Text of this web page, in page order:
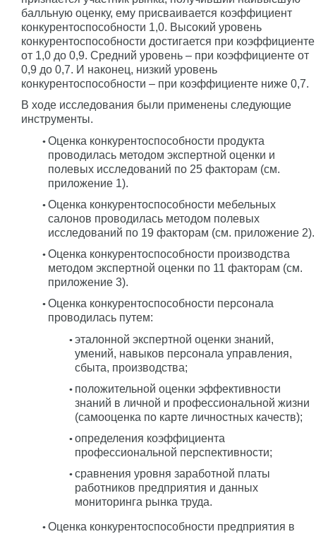
балльную оценку, ему присваивается коэффициент
конкурентоспособности 1,0. Высокий уровень
конкурентоспособности достигается при коэффициенте
от 1,0 до 0,9. Средний уровень – при коэффициенте от
0,9 до 0,7. И наконец, низкий уровень
конкурентоспособности – при коэффициенте ниже 0,7.
В ходе исследования были применены следующие
инструменты.
Оценка конкурентоспособности продукта
проводилась методом экспертной оценки и
полевых исследований по 25 факторам (см.
приложение 1).
Оценка конкурентоспособности мебельных
салонов проводилась методом полевых
исследований по 19 факторам (см. приложение 2).
Оценка конкурентоспособности производства
методом экспертной оценки по 11 факторам (см.
приложение 3).
Оценка конкурентоспособности персонала
проводилась путем:
эталонной экспертной оценки знаний,
умений, навыков персонала управления,
сбыта, производства;
положительной оценки эффективности
знаний в личной и профессиональной жизни
(самооценка по карте личностных качеств);
определения коэффициента
профессиональной перспективности;
сравнения уровня заработной платы
работников предприятия и данных
мониторинга рынка труда.
Оценка конкурентоспособности предприятия в